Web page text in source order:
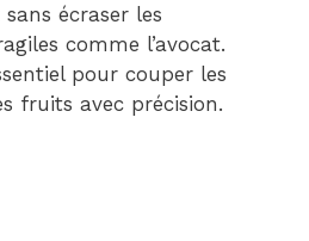
écraser les
comme l’avocat.
pour couper les
fruits avec précision.